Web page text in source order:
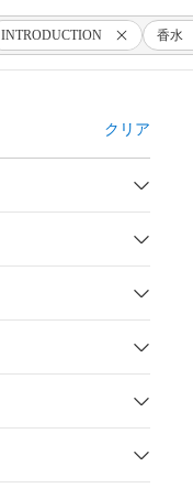
INTRODUCTION 香水
クリア